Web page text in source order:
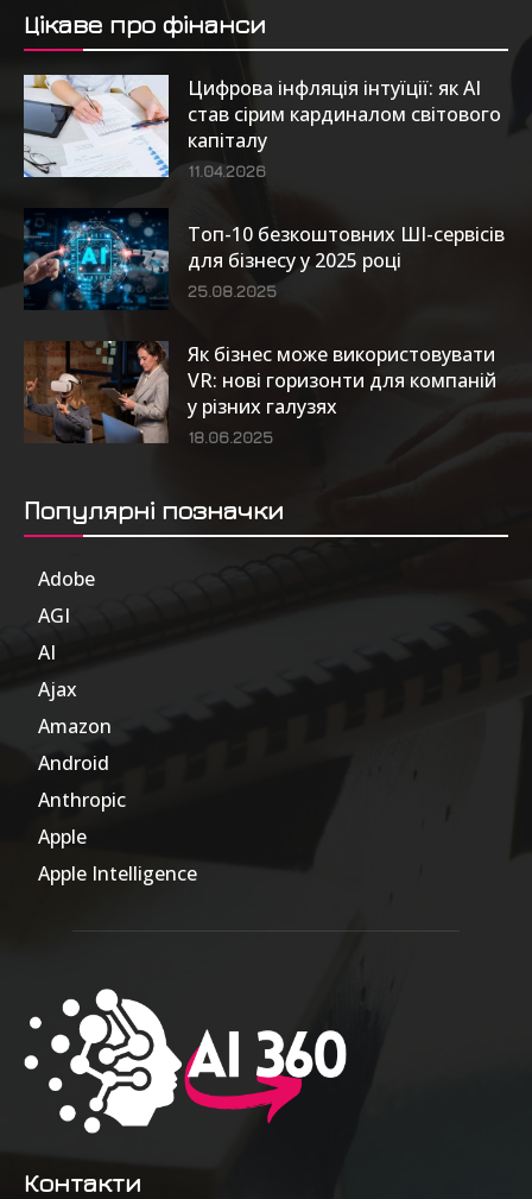
Цікаве про фінанси
Цифрова інфляція інтуїції: як AI
став сірим кардиналом світового
капіталу
11.04.2026
Топ-10 безкоштовних ШІ-сервісів
для бізнесу у 2025 році
25.08.2025
Як бізнес може використовувати
VR: нові горизонти для компаній
у різних галузях
18.06.2025
Популярні позначки
Adobe
AGI
AI
Ajax
Amazon
Android
Anthropic
Apple
Apple Intelligence
Контакти